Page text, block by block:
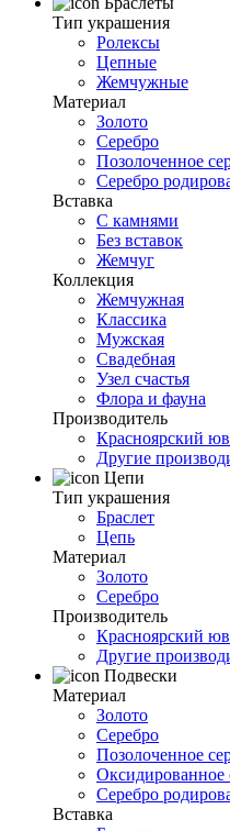
Тип украшения
Ролексы
Цепные
Жемчужные
Материал
Золото
Серебро
Позолоченное
Серебро
Вставка
С камнями
Без вставок
Жемчуг
Коллекция
Жемчужная
Классика
Мужская
Свадебная
Узел счастья
Флора и фауна
Производитель
Красноярский
Другие
Цепи
Тип украшения
Браслет
Цепь
Материал
Золото
Серебро
Производитель
Красноярский
Другие
Подвески
Материал
Золото
Серебро
Позолоченное
Оксидированное
Серебро
Вставка